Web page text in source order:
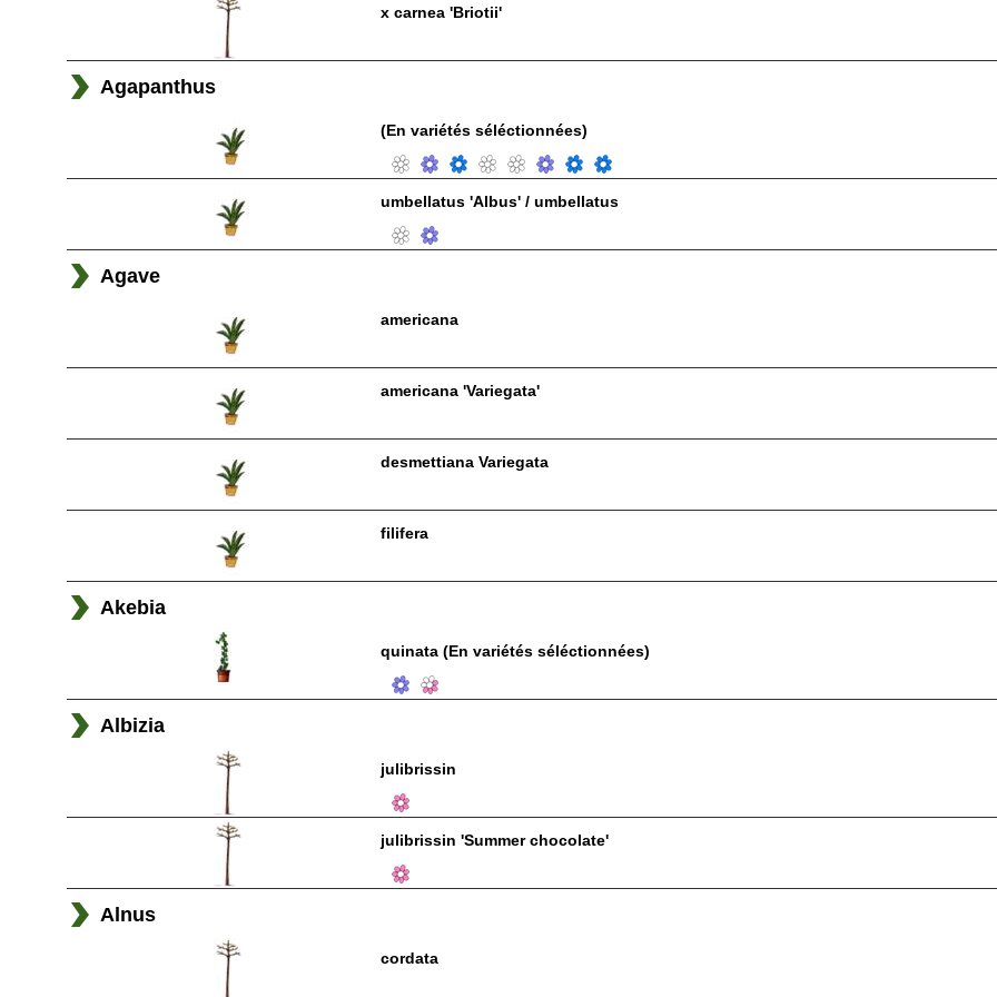
x carnea 'Briotii'
Agapanthus
(En variétés séléctionnées)
umbellatus 'Albus' / umbellatus
Agave
americana
americana 'Variegata'
desmettiana Variegata
filifera
Akebia
quinata (En variétés séléctionnées)
Albizia
julibrissin
julibrissin 'Summer chocolate'
Alnus
cordata